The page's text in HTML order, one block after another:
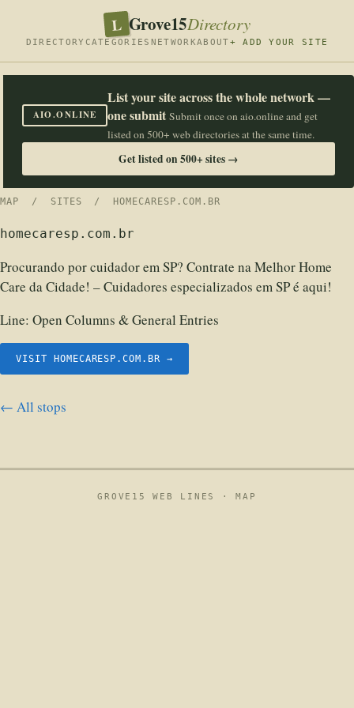
L Grove15Directory
DIRECTORY CATEGORIES NETWORKABOUT+ ADD YOUR SITE
AIO.ONLINE
List your site across the whole network —
one submit Submit once on aio.online and get
listed on 500+ web directories at the same time.
Get listed on 500+ sites →
MAP / SITES / HOMECARESP.COM.BR
homecaresp.com.br
Procurando por cuidador em SP? Contrate na Melhor Home
Care da Cidade! – Cuidadores especializados em SP é aqui!
Line: Open Columns & General Entries
VISIT HOMECARESP.COM.BR →
← All stops
GROVE15 WEB LINES ·MAP